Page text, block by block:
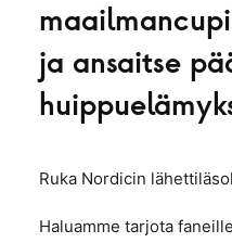
ja ansaitse
Ruka Nordicin
Haluamme tarjota